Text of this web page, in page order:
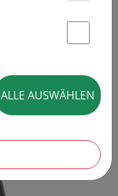
ALLE AUSWÄHLEN